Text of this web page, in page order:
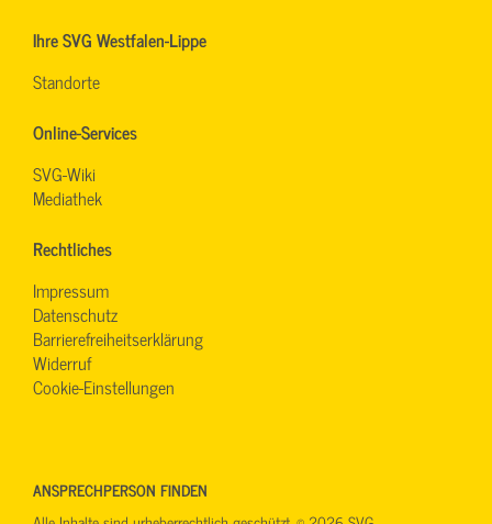
Ihre SVG Westfalen-Lippe
Standorte
Online-Services
SVG-Wiki
Mediathek
Rechtliches
Impressum
Datenschutz
Barrierefreiheitserklärung
Widerruf
Cookie-Einstellungen
ANSPRECHPERSON FINDEN